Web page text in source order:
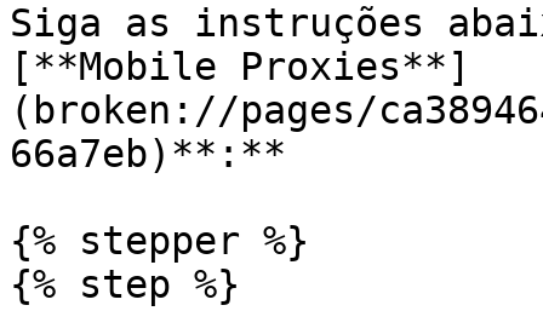
Siga as instruções
[**Mobile Proxies**]
(broken://pages/
66a7eb)**:**
{% stepper %}
{% step %}